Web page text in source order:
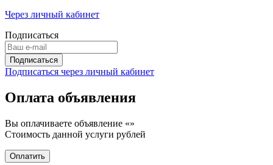
Через личный кабинет
Подписаться
Подписаться через личный кабинет
Оплата объявления
Вы оплачиваете объявление «»
Стоимость данной услуги рублей